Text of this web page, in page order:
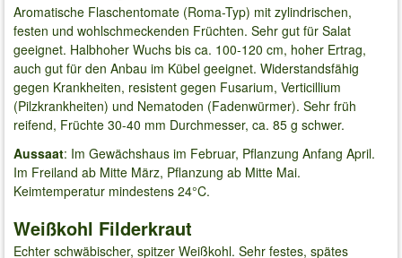
Aromatische Flaschentomate (Roma-Typ) mit zylindrischen,
festen und wohlschmeckenden Früchten. Sehr gut für Salat
geeignet. Halbhoher Wuchs bis ca. 100-120 cm, hoher Ertrag,
auch gut für den Anbau im Kübel geeignet. Widerstandsfähig
gegen Krankheiten, resistent gegen Fusarium, Verticillium
(Pilzkrankheiten) und Nematoden (Fadenwürmer). Sehr früh
reifend, Früchte 30-40 mm Durchmesser, ca. 85 g schwer.
Aussaat: Im Gewächshaus im Februar, Pflanzung Anfang April.
Im Freiland ab Mitte März, Pflanzung ab Mitte Mai.
Keimtemperatur mindestens 24°C.
Weißkohl Filderkraut
Echter schwäbischer, spitzer Weißkohl. Sehr festes, spätes